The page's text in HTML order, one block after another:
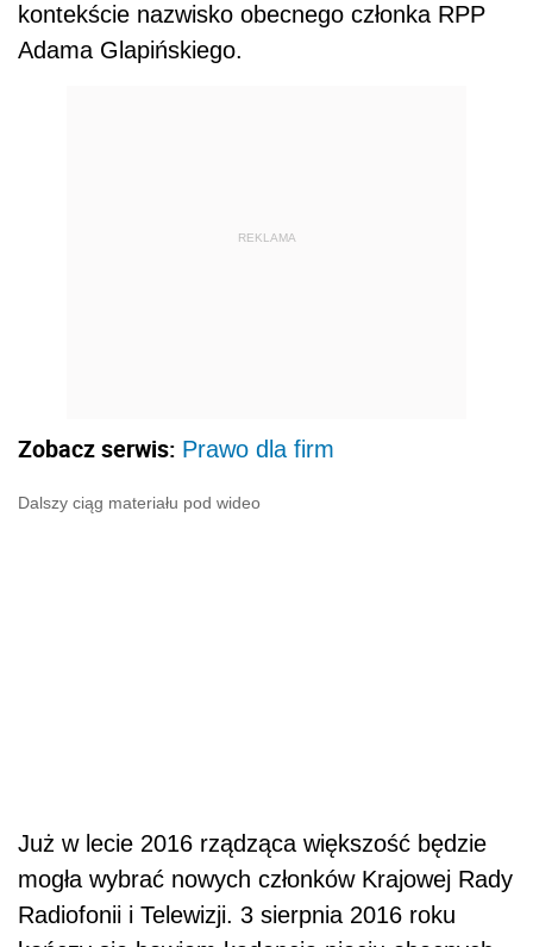
kontekście nazwisko obecnego członka RPP
Adama Glapińskiego.
REKLAMA
Zobacz serwis: Prawo dla firm
Dalszy ciąg materiału pod wideo
Już w lecie 2016 rządząca większość będzie
mogła wybrać nowych członków Krajowej Rady
Radiofonii i Telewizji. 3 sierpnia 2016 roku